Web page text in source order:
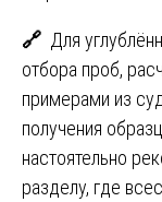
🔗 Для
отбора проб,
примерами из
получения
настоятельно
разделу, где